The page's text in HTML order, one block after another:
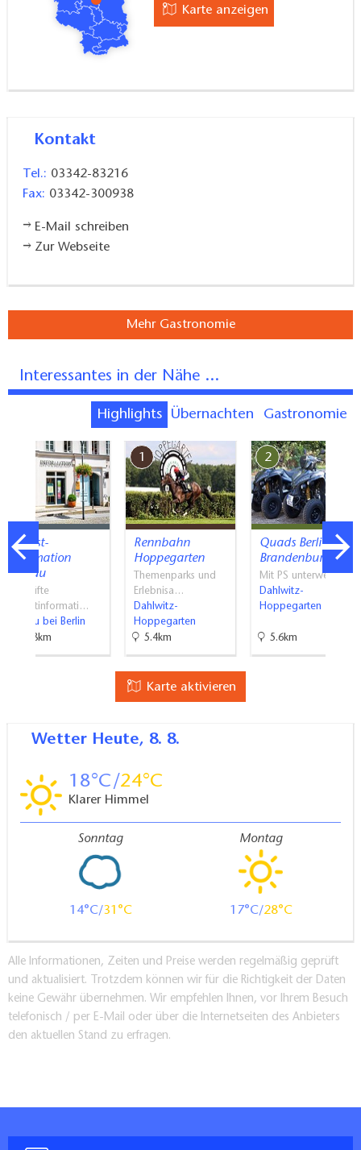
Karte anzeigen
Kontakt
Tel.: 03342-83216
Fax: 03342-300938
E-Mail schreiben
Zur Webseite
Mehr Gastronomie
Interessantes in der Nähe ...
Highlights Übernachten Gastronomie
Tourist-
Information
Bernau
Geprüfte
Touristinformati…
Bernau bei Berlin
14.8km
1
Rennbahn
Hoppegarten
Themenparks und
Erlebnisa…
Dahlwitz-
Hoppegarten
5.4km
2
Quads Berlin
Brandenburg
Mit PS unterwegs
Dahlwitz-
Hoppegarten
5.6km
Karte aktivieren
Wetter Heute, 8. 8.
18 24
Klarer Himmel
Sonntag
14 31
Montag
17 28
Alle Informationen, Zeiten und Preise werden regelmäßig geprüft
und aktualisiert. Trotzdem können wir für die Richtigkeit der Daten
keine Gewähr übernehmen. Wir empfehlen Ihnen, vor Ihrem Besuch
telefonisch / per E-Mail oder über die Internetseiten des Anbieters
den aktuellen Stand zu erfragen.